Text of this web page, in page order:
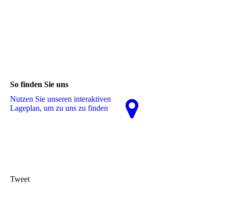
So finden Sie uns
Nutzen Sie unseren interaktiven
La­ge­plan, um zu uns zu finden
Tweet